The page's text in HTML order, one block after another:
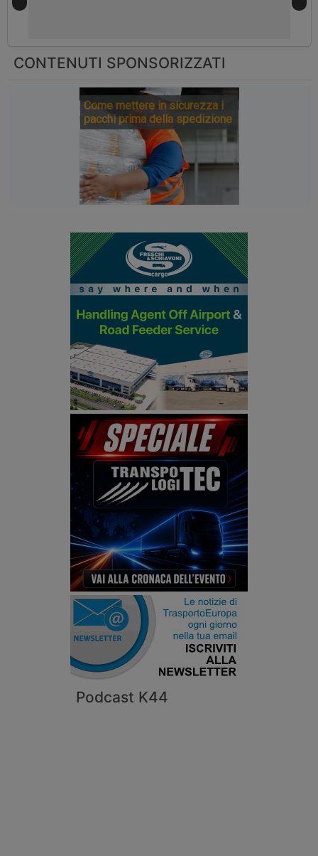
Podcast K44
CONTENUTI SPONSORIZZATI
Come mettere in sicurezza i
pacchi prima della spedizione